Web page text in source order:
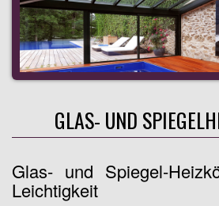
GLAS- UND
Glas- und Spiegel-
Leichtigkeit